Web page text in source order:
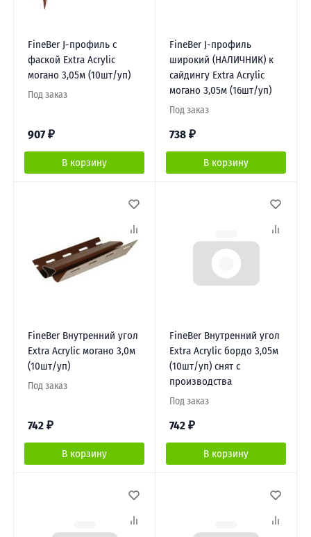
FineBer J-профиль с
фаской Extra Acrylic
могано 3,05м (10шт/уп)
Под заказ
907 ₽
В корзину
FineBer J-профиль
широкий (НАЛИЧНИК) к
сайдингу Extra Acrylic
могано 3,05м (16шт/уп)
Под заказ
738 ₽
В корзину
FineBer Внутренний угол
Extra Acrylic могано 3,0м
(10шт/уп)
Под заказ
742 ₽
В корзину
FineBer Внутренний угол
Extra Acrylic бордо 3,05м
(10шт/уп) снят с
производства
Под заказ
742 ₽
В корзину